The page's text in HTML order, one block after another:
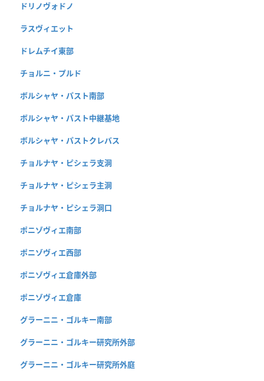
ドリノヴォドノ
ラスヴィエット
ドレムチイ東部
チョルニ・プルド
ボルシャヤ・パスト南部
ボルシャヤ・パスト中継基地
ボルシャヤ・パストクレバス
チョルナヤ・ピシェラ支洞
チョルナヤ・ピシェラ主洞
チョルナヤ・ピシェラ洞口
ポニゾヴィエ南部
ポニゾヴィエ西部
ポニゾヴィエ倉庫外部
ポニゾヴィエ倉庫
グラーニニ・ゴルキー南部
グラーニニ・ゴルキー研究所外部
グラーニニ・ゴルキー研究所外庭